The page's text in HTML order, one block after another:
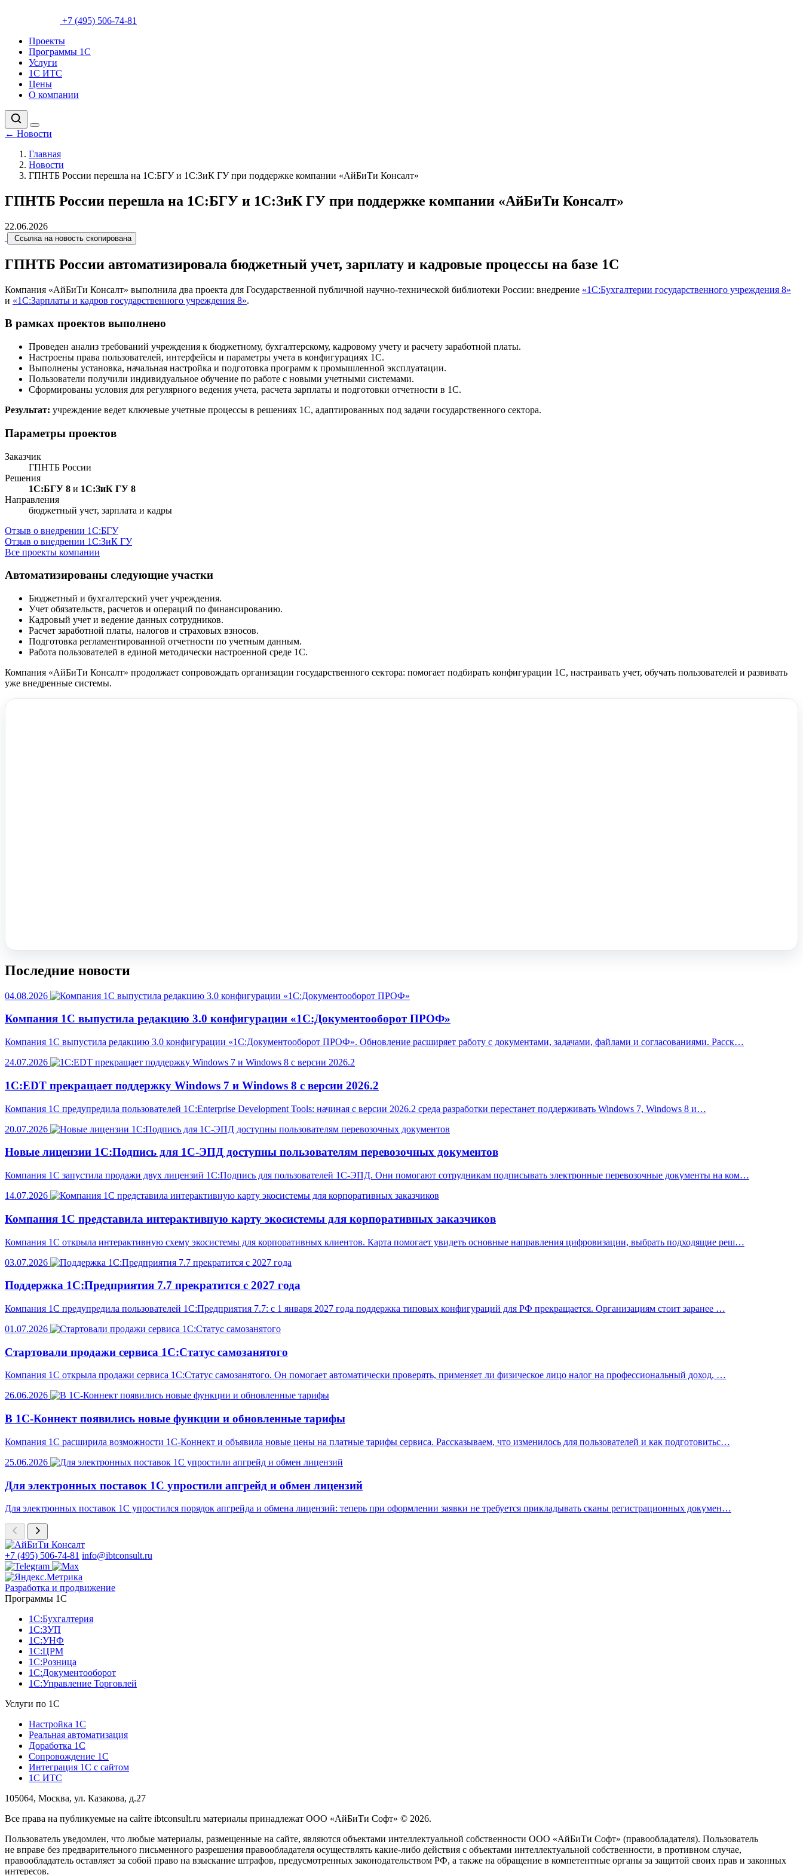
+7 (495) 506-74-81
Проекты
Программы 1С
Услуги
1С ИТС
Цены
О компании
← Новости
Главная
Новости
ГПНТБ России перешла на 1С:БГУ и 1С:ЗиК ГУ при поддержке компании «АйБиТи Консалт»
ГПНТБ России перешла на 1С:БГУ и 1С:ЗиК ГУ при поддержке компании «АйБиТи Консалт»
22.06.2026
Ссылка на новость скопирована
ГПНТБ России автоматизировала бюджетный учет, зарплату и кадровые процессы на базе 1С
Компания «АйБиТи Консалт» выполнила два проекта для Государственной публичной научно-технической библиотеки России: внедрение «1С:Бухгалтерии государственного учреждения 8»
и «1С:Зарплаты и кадров государственного учреждения 8».
В рамках проектов выполнено
Проведен анализ требований учреждения к бюджетному, бухгалтерскому, кадровому учету и расчету заработной платы.
Настроены права пользователей, интерфейсы и параметры учета в конфигурациях 1С.
Выполнены установка, начальная настройка и подготовка программ к промышленной эксплуатации.
Пользователи получили индивидуальное обучение по работе с новыми учетными системами.
Сформированы условия для регулярного ведения учета, расчета зарплаты и подготовки отчетности в 1С.
Результат: учреждение ведет ключевые учетные процессы в решениях 1С, адаптированных под задачи государственного сектора.
Параметры проектов
Заказчик
ГПНТБ России
Решения
1С:БГУ 8 и 1С:ЗиК ГУ 8
Направления
бюджетный учет, зарплата и кадры
Отзыв о внедрении 1С:БГУ
Отзыв о внедрении 1С:ЗиК ГУ
Все проекты компании
Автоматизированы следующие участки
Бюджетный и бухгалтерский учет учреждения.
Учет обязательств, расчетов и операций по финансированию.
Кадровый учет и ведение данных сотрудников.
Расчет заработной платы, налогов и страховых взносов.
Подготовка регламентированной отчетности по учетным данным.
Работа пользователей в единой методически настроенной среде 1С.
Компания «АйБиТи Консалт» продолжает сопровождать организации государственного сектора: помогает подбирать конфигурации 1С, настраивать учет, обучать пользователей и развивать
уже внедренные системы.
Последние новости
04.08.2026
Компания 1С выпустила редакцию 3.0 конфигурации «1С:Документооборот ПРОФ»
Компания 1С выпустила редакцию 3.0 конфигурации «1С:Документооборот ПРОФ». Обновление расширяет работу с документами, задачами, файлами и согласованиями. Расск…
24.07.2026
1С:EDT прекращает поддержку Windows 7 и Windows 8 с версии 2026.2
Компания 1С предупредила пользователей 1C:Enterprise Development Tools: начиная с версии 2026.2 среда разработки перестанет поддерживать Windows 7, Windows 8 и…
20.07.2026
Новые лицензии 1С:Подпись для 1С-ЭПД доступны пользователям перевозочных документов
Компания 1С запустила продажи двух лицензий 1С:Подпись для пользователей 1С-ЭПД. Они помогают сотрудникам подписывать электронные перевозочные документы на ком…
14.07.2026
Компания 1С представила интерактивную карту экосистемы для корпоративных заказчиков
Компания 1С открыла интерактивную схему экосистемы для корпоративных клиентов. Карта помогает увидеть основные направления цифровизации, выбрать подходящие реш…
03.07.2026
Поддержка 1С:Предприятия 7.7 прекратится с 2027 года
Компания 1С предупредила пользователей 1С:Предприятия 7.7: с 1 января 2027 года поддержка типовых конфигураций для РФ прекращается. Организациям стоит заранее …
01.07.2026
Стартовали продажи сервиса 1С:Статус самозанятого
Компания 1С открыла продажи сервиса 1С:Статус самозанятого. Он помогает автоматически проверять, применяет ли физическое лицо налог на профессиональный доход, …
26.06.2026
В 1С-Коннект появились новые функции и обновленные тарифы
Компания 1С расширила возможности 1С-Коннект и объявила новые цены на платные тарифы сервиса. Рассказываем, что изменилось для пользователей и как подготовитьс…
25.06.2026
Для электронных поставок 1С упростили апгрейд и обмен лицензий
Для электронных поставок 1С упростился порядок апгрейда и обмена лицензий: теперь при оформлении заявки не требуется прикладывать сканы регистрационных докумен…
+7 (495) 506-74-81 info@ibtconsult.ru
Разработка и продвижение
Программы 1С
1С:Бухгалтерия
1С:ЗУП
1С:УНФ
1С:ЦРМ
1С:Розница
1С:Документооборот
1С:Управление Торговлей
Услуги по 1С
Настройка 1С
Реальная автоматизация
Доработка 1С
Сопровождение 1С
Интеграция 1С с сайтом
1С ИТС
105064, Москва, ул. Казакова, д.27
Все права на публикуемые на сайте ibtconsult.ru материалы принадлежат ООО «АйБиТи Софт» © 2026.
Пользователь уведомлен, что любые материалы, размещенные на сайте, являются объектами интеллектуальной собственности ООО «АйБиТи Софт» (правообладателя). Пользователь
не вправе без предварительного письменного разрешения правообладателя осуществлять какие-либо действия с объектами интеллектуальной собственности, в противном случае,
правообладатель оставляет за собой право на взыскание штрафов, предусмотренных законодательством РФ, а также на обращение в компетентные органы за защитой своих прав и законных
интересов.